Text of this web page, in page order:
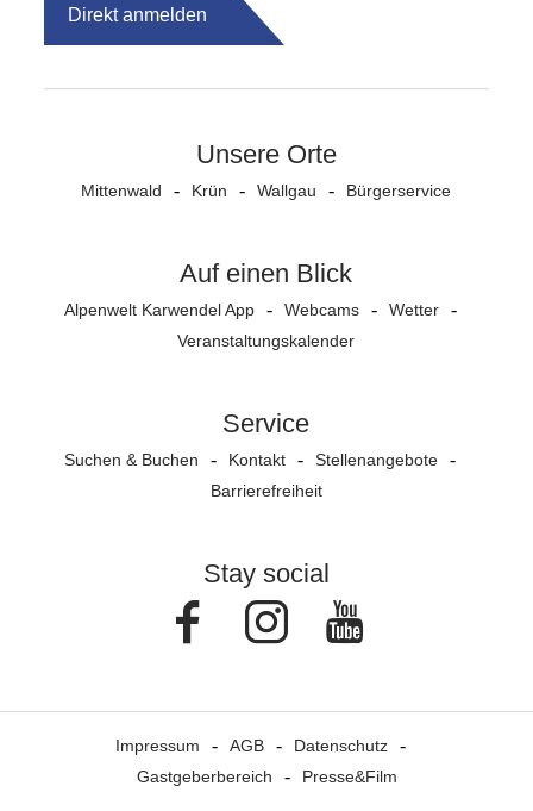
Direkt anmelden
Unsere Orte
Mittenwald Krün Wallgau Bürgerservice
Auf einen Blick
Alpenwelt Karwendel App Webcams
Wetter
Veranstaltungs­kalender
Service
Suchen & Buchen Kontakt
Stellenangebote
Barrierefreiheit
Stay social
FacebookInstagram
Impressum AGB
Datenschutz
Gastgeberbereich
Presse&Film